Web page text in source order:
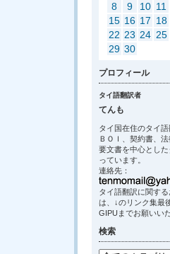
8
9 10 11
15 16 17 18
22 23 24 25
29 30
プロフィール
タイ語翻訳者
てんも
タイ国在住のタイ語
ＢＯＩ、契約書、
要文書を中心とし
っています。
連絡先：
タイ語翻訳に関す
は、↓のリンク集最
GIPUまでお願いい
検索